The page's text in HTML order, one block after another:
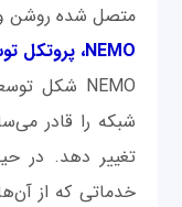
متصل شده روشن
NEMO، پروتکل توسعه یافته IP
شبکه را قادر
تغییر دهد. در
خدماتی که از